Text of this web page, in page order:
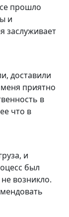
прошло
и
заслуживает
доставили
приятно
в
что в
и
был
возникло.